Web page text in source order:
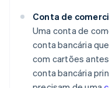
Conta de
Uma conta de
conta bancária
com cartões
conta bancária